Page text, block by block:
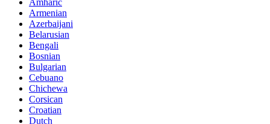
Amharic
Armenian
Azerbaijani
Belarusian
Bengali
Bosnian
Bulgarian
Cebuano
Chichewa
Corsican
Croatian
Dutch